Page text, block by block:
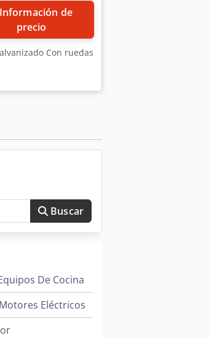
precio
Con ruedas
Buscar
De Cocina
Eléctricos